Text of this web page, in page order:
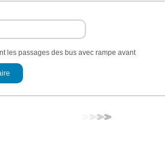
les passages des bus avec rampe avant